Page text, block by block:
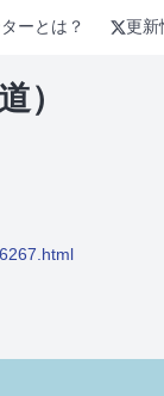
ーとは？ 更新
）